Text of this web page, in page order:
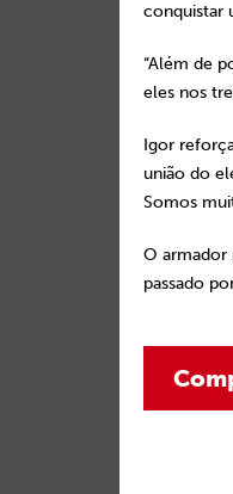
conquistar
“Além de
eles nos
Igor
união do
Somos
O armador
passado